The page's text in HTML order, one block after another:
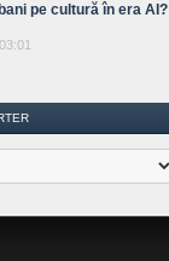
pe cultură în era AI?